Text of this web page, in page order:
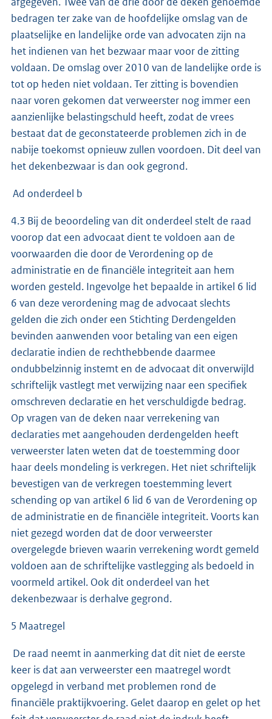
bedragen ter zake van de hoofdelijke omslag van de
plaatselijke en landelijke orde van advocaten zijn na
het indienen van het bezwaar maar voor de zitting
voldaan. De omslag over 2010 van de landelijke orde is
tot op heden niet voldaan. Ter zitting is bovendien
naar voren gekomen dat verweerster nog immer een
aanzienlijke belastingschuld heeft, zodat de vrees
bestaat dat de geconstateerde problemen zich in de
nabije toekomst opnieuw zullen voordoen. Dit deel van
het dekenbezwaar is dan ook gegrond.
Ad onderdeel b
4.3 Bij de beoordeling van dit onderdeel stelt de raad
voorop dat een advocaat dient te voldoen aan de
voorwaarden die door de Verordening op de
administratie en de financiële integriteit aan hem
worden gesteld. Ingevolge het bepaalde in artikel 6 lid
6 van deze verordening mag de advocaat slechts
gelden die zich onder een Stichting Derdengelden
bevinden aanwenden voor betaling van een eigen
declaratie indien de rechthebbende daarmee
ondubbelzinnig instemt en de advocaat dit onverwijld
schriftelijk vastlegt met verwijzing naar een specifiek
omschreven declaratie en het verschuldigde bedrag.
Op vragen van de deken naar verrekening van
declaraties met aangehouden derdengelden heeft
verweerster laten weten dat de toestemming door
haar deels mondeling is verkregen. Het niet schriftelijk
bevestigen van de verkregen toestemming levert
schending op van artikel 6 lid 6 van de Verordening op
de administratie en de financiële integriteit. Voorts kan
niet gezegd worden dat de door verweerster
overgelegde brieven waarin verrekening wordt gemeld
voldoen aan de schriftelijke vastlegging als bedoeld in
voormeld artikel. Ook dit onderdeel van het
dekenbezwaar is derhalve gegrond.
5 Maatregel
De raad neemt in aanmerking dat dit niet de eerste
keer is dat aan verweerster een maatregel wordt
opgelegd in verband met problemen rond de
financiële praktijkvoering. Gelet daarop en gelet op het